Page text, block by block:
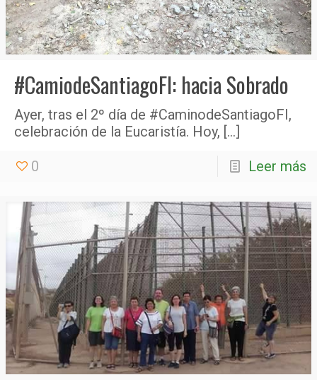
#CamiodeSantiagoFI: hacia Sobrado
Ayer, tras el 2º día de #CaminodeSantiagoFI,
celebración de la Eucaristía. Hoy, […]
0 Leer más